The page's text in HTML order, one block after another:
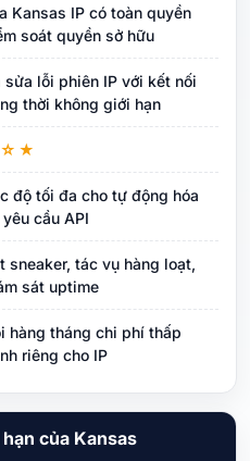
Kansas IP có toàn quyền
soát quyền sở hữu
sửa lỗi phiên IP với kết nối
thời không giới hạn
độ tối đa cho tự động hóa
cầu API
sneaker, tác vụ hàng loạt,
sát uptime
hàng tháng chi phí thấp
riêng cho IP
của Kansas